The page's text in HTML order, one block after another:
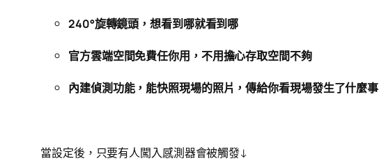
240°旋轉鏡頭，想看到哪就看到哪
官方雲端空間免費任你用，不用擔心存取空間不夠
內建偵測功能，能快照現場的照片，傳給你看現場發生了什麼事
當設定後，只要有人闖入感測器會被觸發↓